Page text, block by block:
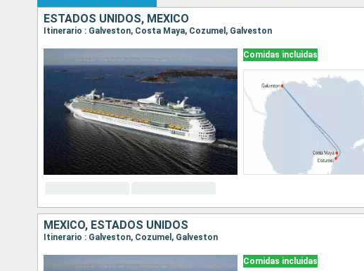
ESTADOS UNIDOS, MÉXICO
Itinerario : Galveston, Costa Maya, Cozumel, Galveston
Comidas incluidas
MÉXICO, ESTADOS UNIDOS
Itinerario : Galveston, Cozumel, Galveston
Comidas incluidas